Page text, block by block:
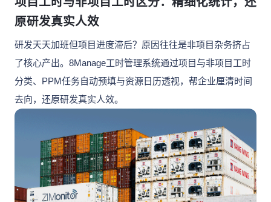
原研发真实人效
研发天天加班但项目进度滞后？原因往往是非项目杂务挤占
了核心产出。8Manage工时管理系统通过项目与非项目工时
分类、PPM任务自动预填与资源日历透视，帮企业厘清时间
去向，还原研发真实人效。